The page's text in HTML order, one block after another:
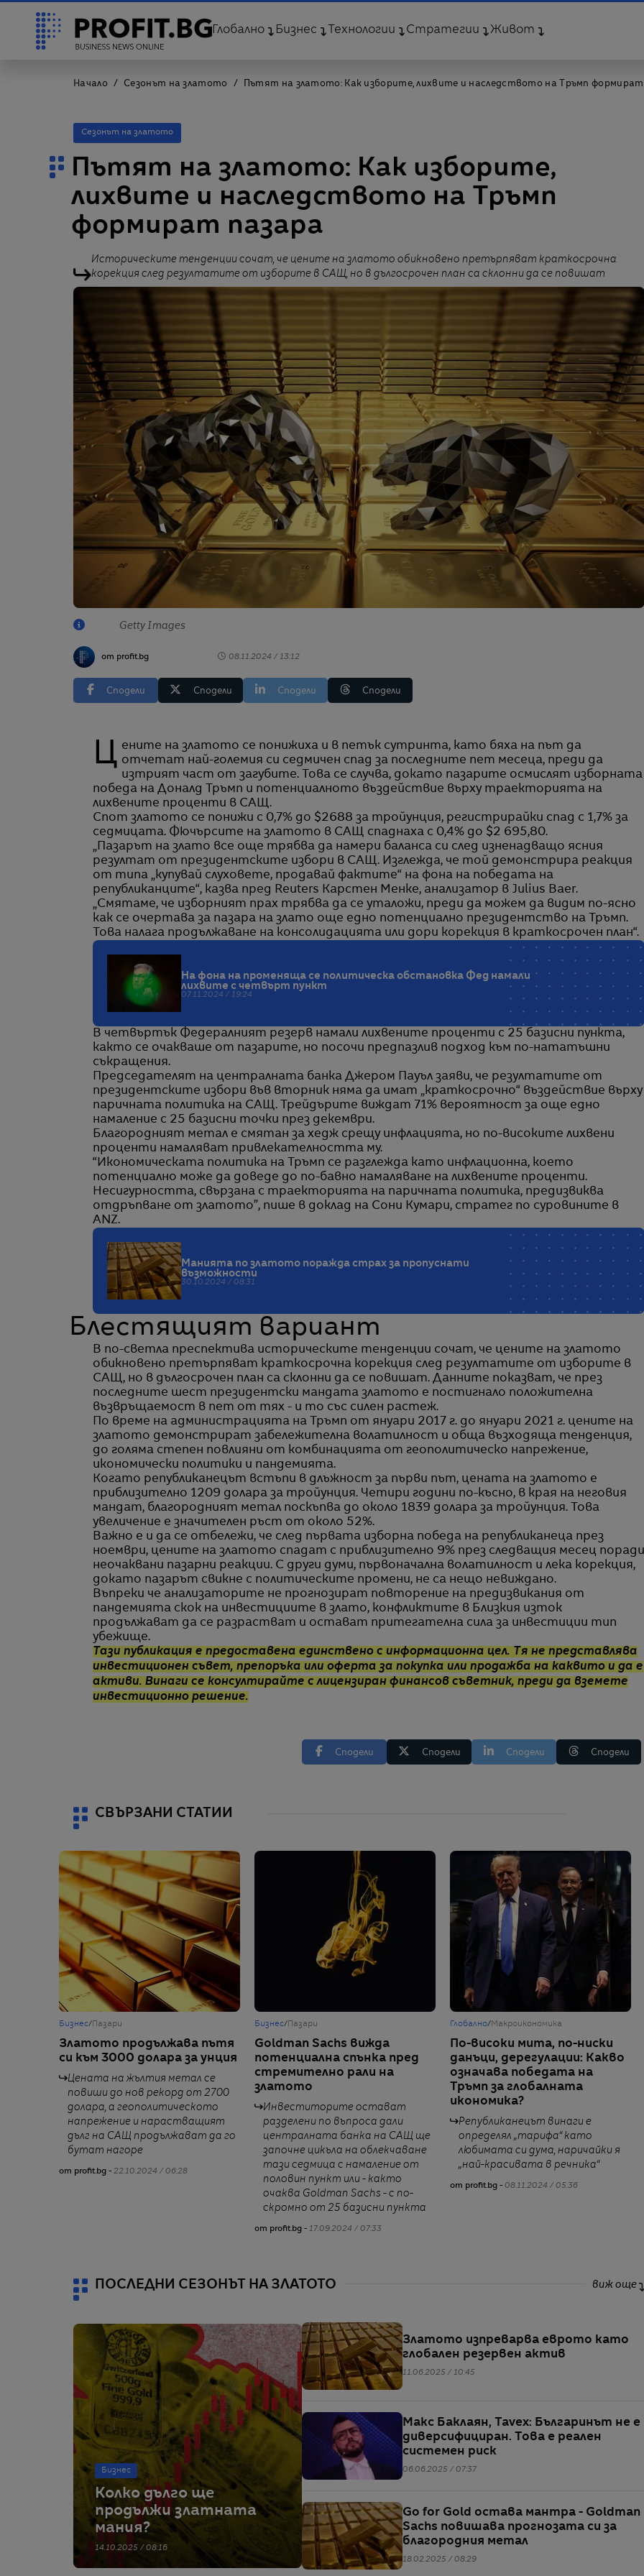
Глобално Бизнес Технологии Стратегии Живот
Начало Сезонът на златото Пътят на златото: Kак изборите, лихвите и наследството на Тръмп формират
Сезонът на златото
Пътят на златото: Kак изборите,
лихвите и наследството на Тръмп
формират пазара
Историческите тенденции сочат, че цените на златото обикновено претърпяват краткосрочна
корекция след резултатите от изборите в САЩ, но в дългосрочен план са склонни да се повишат
Getty Images
от profit.bg 08.11.2024 / 13:12
Сподели Сподели Сподели Сподели
Цените на златото се понижиха и в петък сутринта, като бяха на път да отчетат най-големия си седмичен спад за последните пет месеца, преди да
изтрият част от загубите. Това се случва, докато пазарите осмислят изборната
победа на Доналд Тръмп и потенциалното въздействие върху траекторията на
лихвените проценти в САЩ.
Спот златото се понижи с 0,7% до $2688 за тройунция, регистрирайки спад с 1,7% за
седмицата. Фючърсите на златото в САЩ спаднаха с 0,4% до $2 695,80.
„Пазарът на злато все още трябва да намери баланса си след изненадващо ясния
резултат от президентските избори в САЩ. Изглежда, че той демонстрира реакция
от типа „купувай слуховете, продавай фактите“ на фона на победата на
републиканците“, казва пред Reuters Карстен Менке, анализатор в Julius Baer.
„Смятаме, че изборният прах трябва да се уталожи, преди да можем да видим по-ясно
как се очертава за пазара на злато още едно потенциално президентство на Тръмп.
Това налага продължаване на консолидацията или дори корекция в краткосрочен план“.
На фона на променяща се политическа обстановка Фед намали
лихвите с четвърт пункт
07.11.2024 / 19:24
В четвъртък Федералният резерв намали лихвените проценти с 25 базисни пункта,
както се очакваше от пазарите, но посочи предпазлив подход към по-нататъшни
съкращения.
Председателят на централната банка Джером Пауъл заяви, че резултатите от
президентските избори във вторник няма да имат „краткосрочно“ въздействие върху
паричната политика на САЩ. Трейдърите виждат 71% вероятност за още едно
намаление с 25 базисни точки през декември.
Благородният метал е смятан за хедж срещу инфлацията, но по-високите лихвени
проценти намаляват привлекателността му.
“Икономическата политика на Тръмп се разглежда като инфлационна, което
потенциално може да доведе до по-бавно намаляване на лихвените проценти.
Несигурността, свързана с траекторията на паричната политика, предизвиква
отдръпване от златото”, пише в доклад на Сони Кумари, стратег по суровините в
ANZ.
Манията по златото поражда страх за пропуснати
възможности
30.10.2024 / 08:31
Блестящият вариант
В по-светла преспектива историческите тенденции сочат, че цените на златото
обикновено претърпяват краткосрочна корекция след резултатите от изборите в
САЩ, но в дългосрочен план са склонни да се повишат. Данните показват, че през
последните шест президентски мандата златото е постигнало положителна
възвръщаемост в пет от тях - и то със силен растеж.
По време на администрацията на Тръмп от януари 2017 г. до януари 2021 г. цените на
златото демонстрират забележителна волатилност и обща възходяща тенденция,
до голяма степен повлияни от комбинацията от геополитическо напрежение,
икономически политики и пандемията.
Когато републиканецът встъпи в длъжност за първи път, цената на златото е
приблизително 1209 долара за тройунция. Четири години по-късно, в края на неговия
мандат, благородният метал поскъпва до около 1839 долара за тройунция. Това
увеличение е значителен ръст от около 52%.
Важно е и да се отбележи, че след първата изборна победа на републиканеца през
ноември, цените на златото спадат с приблизително 9% през следващия месец поради
неочаквани пазарни реакции. С други думи, първоначална волатилност и лека корекция,
докато пазарът свикне с политическите промени, не са нещо невиждано.
Въпреки че анализаторите не прогнозират повторение на предизвикания от
пандемията скок на инвестициите в злато, конфликтите в Близкия изток
продължават да се разрастват и остават притегателна сила за инвестиции тип
убежище.
Тази публикация е предоставена единствено с информационна цел. Тя не представлява
инвестиционен съвет, препоръка или оферта за покупка или продажба на каквито и да е
активи. Винаги се консултирайте с лицензиран финансов съветник, преди да вземете
инвестиционно решение.
Сподели Сподели Сподели Сподели
СВЪРЗАНИ СТАТИИ
Бизнес/ Пазари
Златото продължава пътя
си към 3000 долара за унция
Цената на жълтия метал се
повиши до нов рекорд от 2700
долара, а геополитическото
напрежение и нарастващият
дълг на САЩ продължават да го
бутат нагоре
от profit.bg - 22.10.2024 / 06:28
Бизнес/ Пазари
Goldman Sachs вижда
потенциална спънка пред
стремително рали на
златото
Инвеститорите остават
разделени по въпроса дали
централната банка на САЩ ще
започне цикъла на облекчаване
тази седмица с намаление от
половин пункт или - както
очаква Goldman Sachs - с по-
скромно от 25 базисни пункта
от profit.bg - 17.09.2024 / 07:33
Глобално/ Макроикономика
По-високи мита, по-ниски
данъци, дерегулации: Какво
означава победата на
Тръмп за глобалната
икономика?
Републиканецът винаги е
определял „тарифа“ като
любимата си дума, наричайки я
„най-красивата в речника“
от profit.bg - 08.11.2024 / 05:36
ПОСЛЕДНИ СЕЗОНЪТ НА ЗЛАТОТО виж още
Бизнес
Колко дълго ще
продължи златната
мания?
14.10.2025 / 08:16
Златото изпреварва еврото като
глобален резервен актив
11.06.2025 / 10:45
Макс Баклаян, Tavex: Българинът не е
диверсифициран. Това е реален
системен риск
06.06.2025 / 07:37
Go for Gold остава мантра - Goldman
Sachs повишава прогнозата си за
благородния метал
18.02.2025 / 08:29